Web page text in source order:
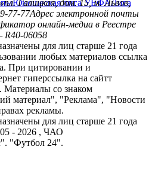
Юношеская лига УЕФАЛига
пл. Галицкая, дом. 15, м. Львов,
77-77Адрес электронной почты
онлайн-медиа в Реестре
R40-06058
для лиц старше 21 года
любых материалов ссылка
При цитировании и
гиперссылка на сайтт
Материалы со знаком
материал", "Реклама", "Новости
рекламы.
для лиц старше 21 года
- 2026 , ЧАО
"Футбол 24".